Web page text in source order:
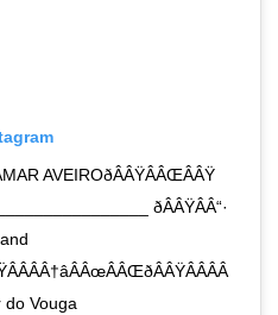
AVEIROðÂÂŸÂÂŒÂÂŸ
ðÂÂŸÂÂ“·
do Vouga